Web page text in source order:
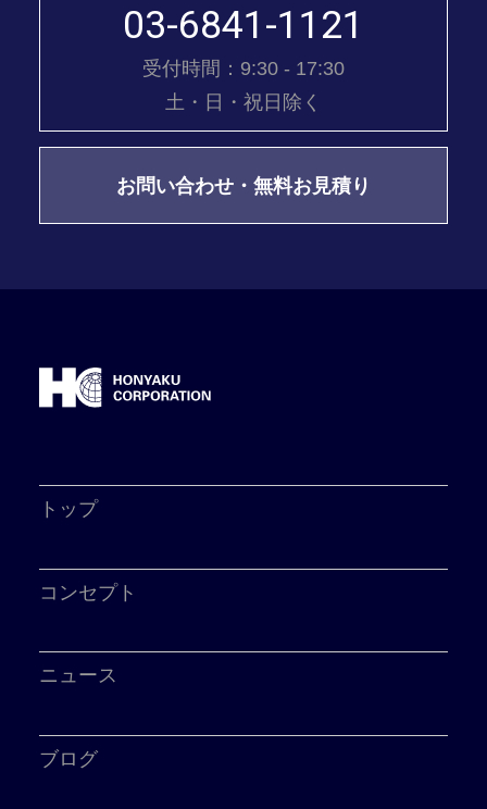
03-6841-1121
受付時間：9:30 - 17:30
土・日・祝日除く
お問い合わせ・無料お見積り
トップ
コンセプト
ニュース
ブログ